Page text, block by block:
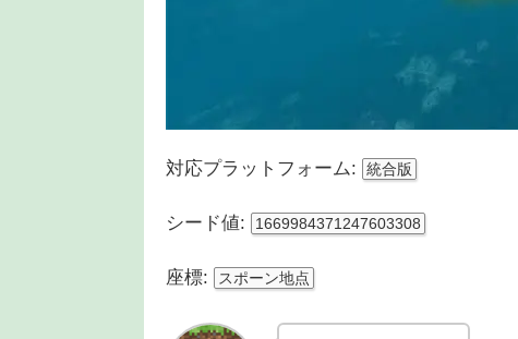
対応プラットフォーム: 統合版
シード値: 1669984371247603308
座標: スポーン地点